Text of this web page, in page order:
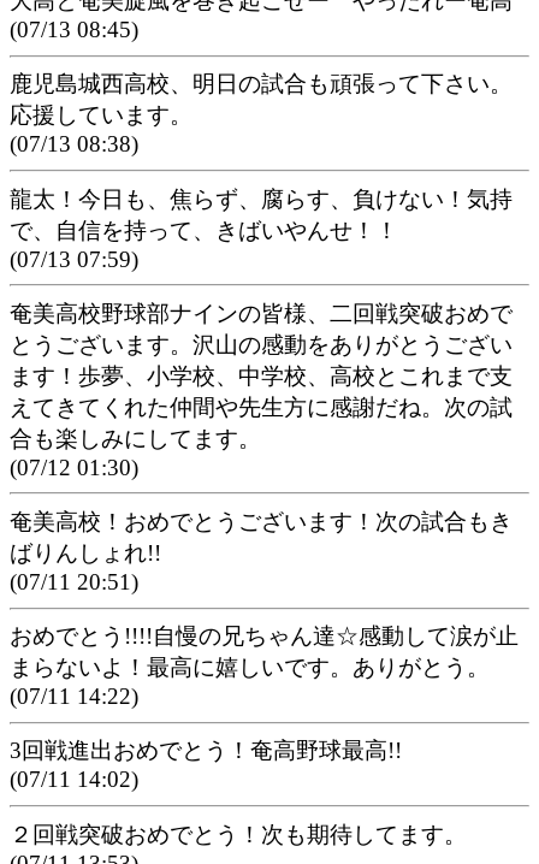
(07/13 08:45)
鹿児島城西高校、明日の試合も頑張って下さい。
応援しています。
(07/13 08:38)
龍太！今日も、焦らず、腐らす、負けない！気持
で、自信を持って、きばいやんせ！！
(07/13 07:59)
奄美高校野球部ナインの皆様、二回戦突破おめで
とうございます。沢山の感動をありがとうござい
ます！歩夢、小学校、中学校、高校とこれまで支
えてきてくれた仲間や先生方に感謝だね。次の試
合も楽しみにしてます。
(07/12 01:30)
奄美高校！おめでとうございます！次の試合もき
ばりんしょれ!!
(07/11 20:51)
おめでとう!!!!自慢の兄ちゃん達☆感動して涙が止
まらないよ！最高に嬉しいです。ありがとう。
(07/11 14:22)
3回戦進出おめでとう！奄高野球最高!!
(07/11 14:02)
２回戦突破おめでとう！次も期待してます。